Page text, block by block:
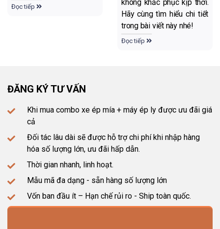
Đọc tiếp
không khắc phục kịp thời.
Hãy cùng tìm hiểu chi tiết
trong bài viết này nhé!
Đọc tiếp
ĐĂNG KÝ TƯ VẤN
Khi mua combo xe ép mía + máy ép ly được ưu đãi giá
cả
Đối tác lâu dài sẽ được hỗ trợ chi phí khi nhập hàng
hóa số lượng lớn, ưu đãi hấp dẫn.
Thời gian nhanh, linh hoạt.
Mẫu mã đa dạng - sẵn hàng số lượng lớn
Vốn ban đầu ít – Hạn chế rủi ro - Ship toàn quốc.